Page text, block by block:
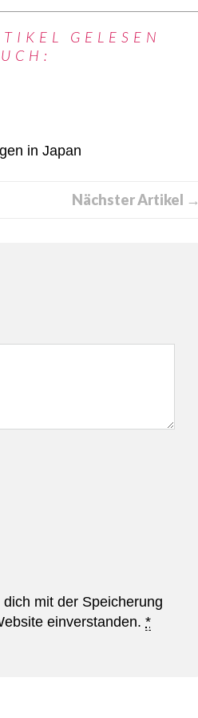
GELESEN
in Japan
Nächster Artikel →
mit der Speicherung
einverstanden. *